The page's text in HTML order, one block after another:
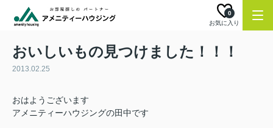
お気に入り
0
おいしいもの見つけました！！！
2013.02.25
おはようございます
アメニティーハウジングの田中です